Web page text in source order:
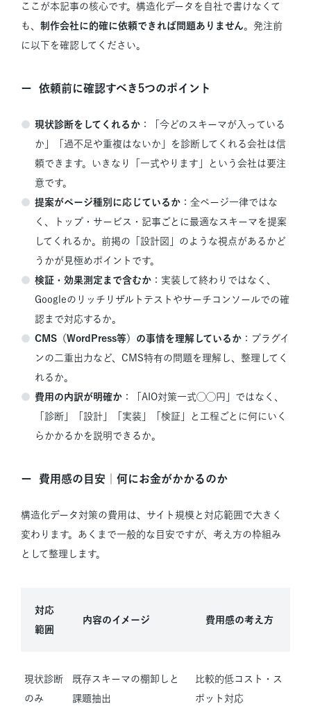
ここが本記事の核心です。構造化データを自社で書けなくて
も、 制作会社に的確に依頼できれば問題ありません。発注前
に以下を確認してください。
依頼前に確認すべき5つのポイント
現状診断をしてくれるか ：「今どのスキーマが入っている
か」「過不足や重複はないか」を診断してくれる会社は信
頼できます。いきなり「一式やります」という会社は要注
意です。
提案がページ種別に応じているか ：全ページ一律ではな
く、トップ・サービス・記事ごとに最適なスキーマを提案
してくれるか。前掲の「設計図」のような視点があるかど
うかが見極めポイントです。
検証・効果測定まで含むか ：実装して終わりではなく、
Googleのリッチリザルトテストやサーチコンソールでの確
認まで対応するか。
CMS（WordPress等）の事情を理解しているか ：プラグイ
ンの二重出力など、CMS特有の問題を理解し、整理してく
れるか。
費用の内訳が明確か ：「AIO対策一式◯◯円」ではなく、
「診断」「設計」「実装」「検証」と工程ごとに何にいく
らかかるかを説明できるか。
費用感の目安｜何にお金がかかるのか
構造化データ対策の費用は、サイト規模と対応範囲で大きく
変わります。あくまで一般的な目安ですが、考え方の枠組み
として整理します。
対応
範囲
内容のイメージ 費用感の考え方
現状診断
のみ
既存スキーマの棚卸しと
課題抽出
比較的低コスト・ス
ポット対応